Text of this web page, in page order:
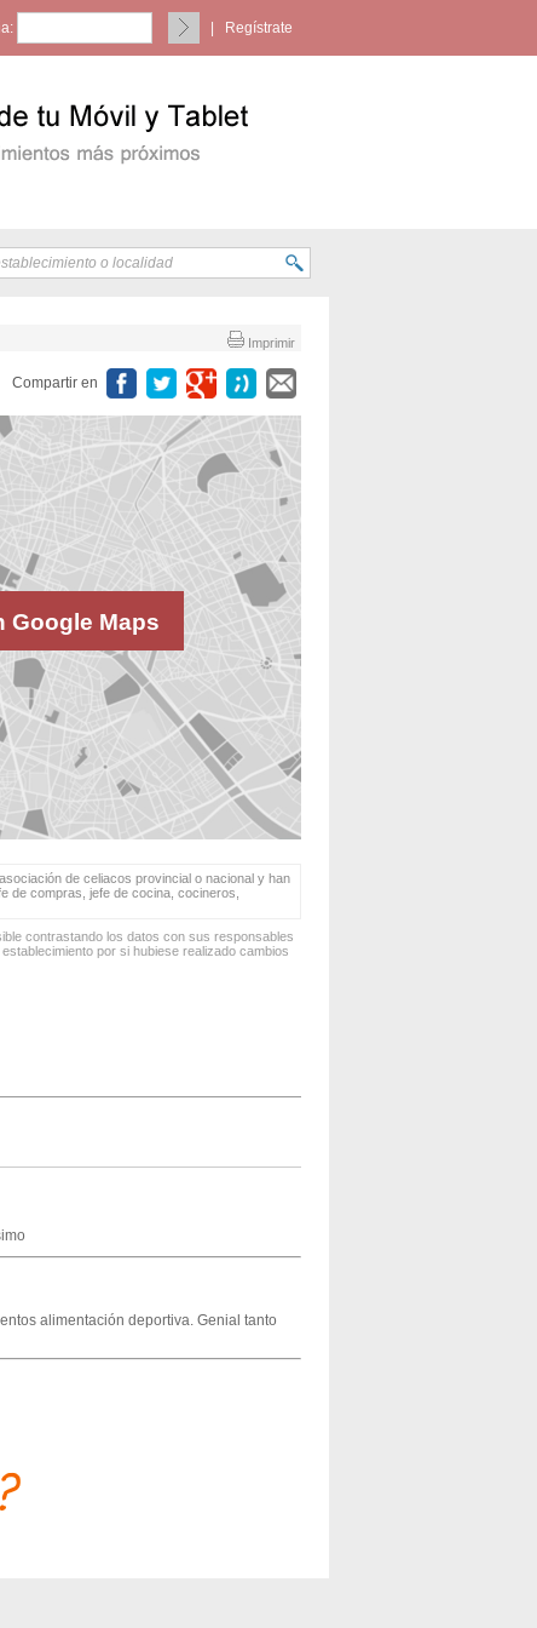
Regístrate
Imprimir
Compartir en
Google Maps
de celiacos provincial o nacional y han
de compras, jefe de cocina, cocineros,
contrastando los datos con sus responsables
por si hubiese realizado cambios
alimentación deportiva. Genial tanto